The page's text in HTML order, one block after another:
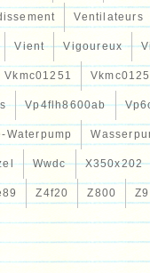
Ventilateurs
Vient Vigoureux
Vkmc01251
Vp4flh8600ab
Waterpump
Wwdc X350x202
Z4f20 Z800